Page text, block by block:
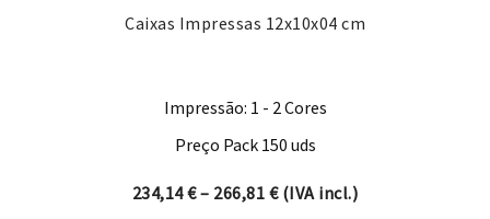
Caixas Impressas 12x10x04 cm
Impressão: 1 - 2 Cores
Preço Pack 150 uds
234,14€– 266,81 €Price range: 234,14 €
(IVA incl.)